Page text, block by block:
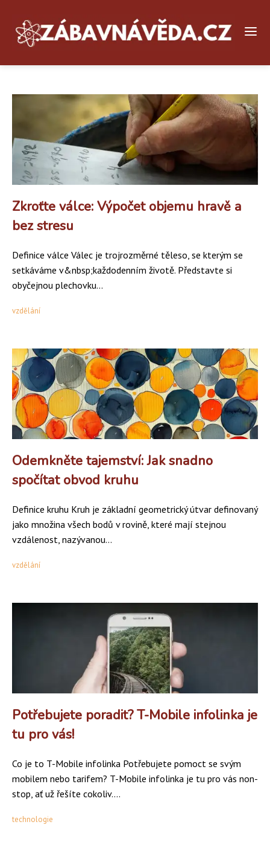
Zkroťte válce: Výpočet objemu hravě a
bez stresu
Definice válce Válec je trojrozměrné těleso, se kterým se
setkáváme v&nbsp;každodenním životě. Představte si
obyčejnou plechovku...
vzdělání
Odemkněte tajemství: Jak snadno
spočítat obvod kruhu
Definice kruhu Kruh je základní geometrický útvar definovaný
jako množina všech bodů v rovině, které mají stejnou
vzdálenost, nazývanou...
vzdělání
Potřebujete poradit? T-Mobile infolinka je
tu pro vás!
Co je to T-Mobile infolinka Potřebujete pomoct se svým
mobilem nebo tarifem? T-Mobile infolinka je tu pro vás non-
stop, ať už řešíte cokoliv....
technologie